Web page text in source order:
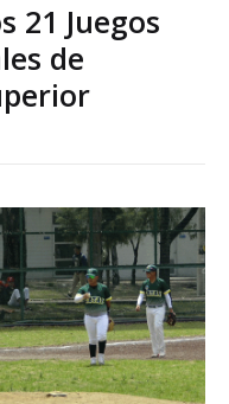
21 Juegos
de